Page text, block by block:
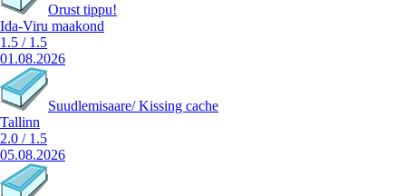
Orust tippu!
Ida-Viru maakond
1.5 / 1.5
01.08.2026
Suudlemisaare/ Kissing cache
Tallinn
2.0 / 1.5
05.08.2026